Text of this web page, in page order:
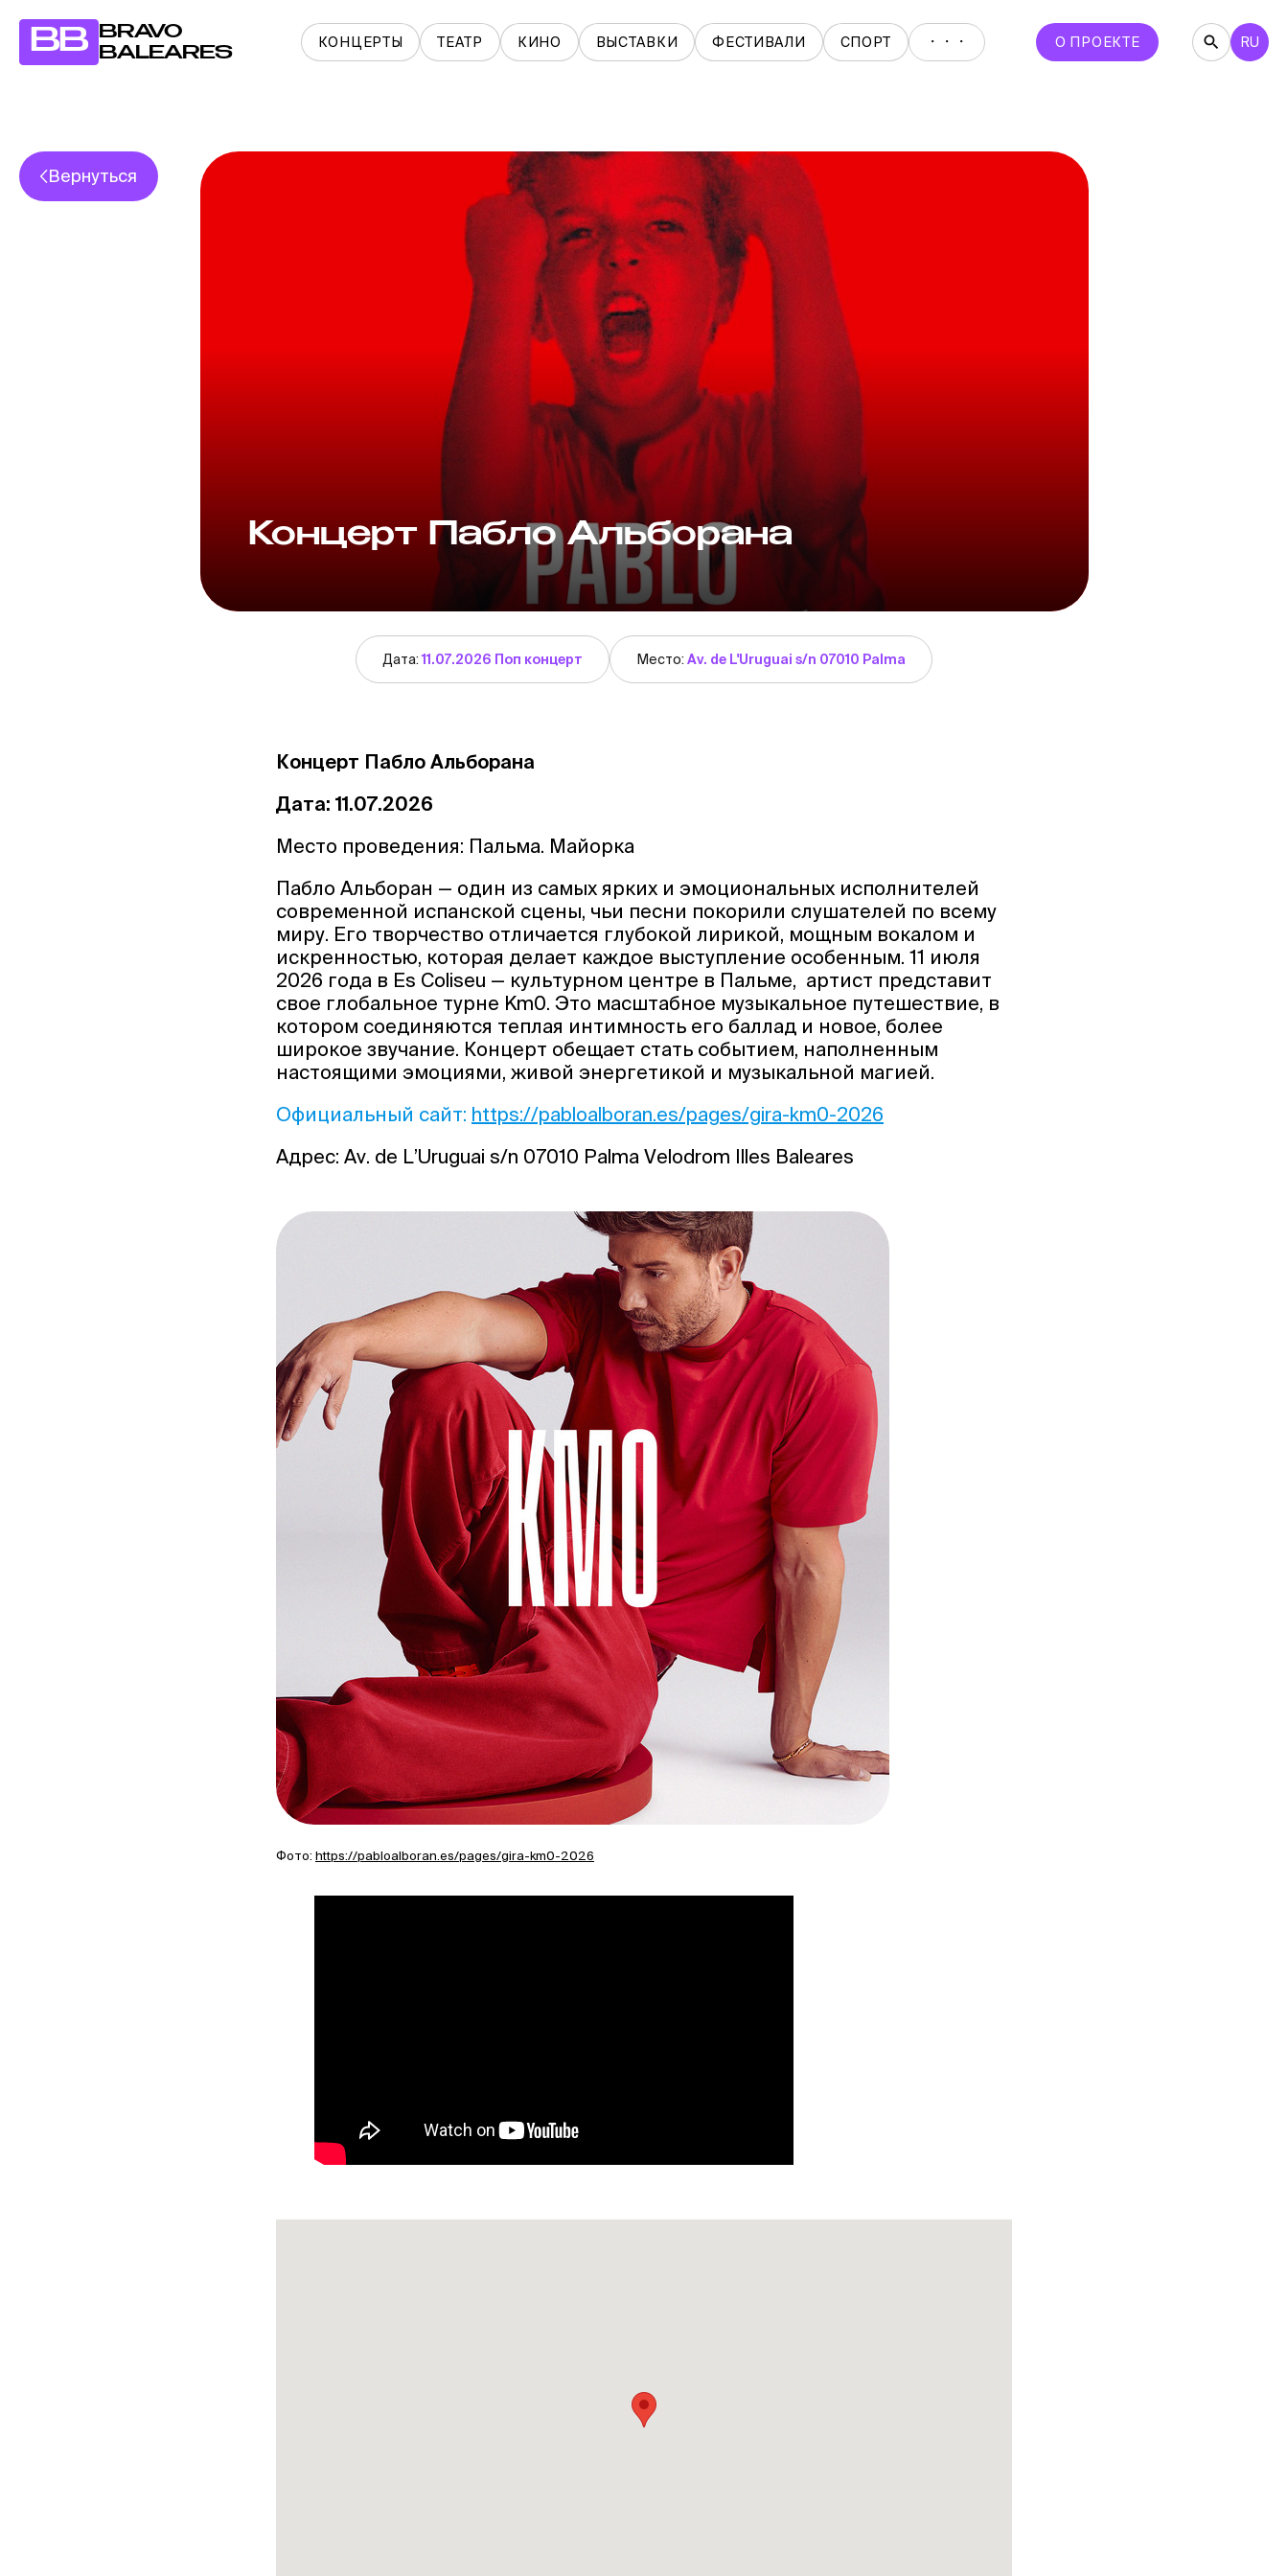
BB
BRAVO
BALEARES
КОНЦЕРТЫ ТЕАТР КИНО ВЫСТАВКИ ФЕСТИВАЛИ СПОРТ ・・・ О ПРОЕКТЕ RU
Вернуться
Концерт Пабло Альборана
Дата:11.07.2026 Поп концерт Место: Av. de L'Uruguai s/n 07010 Palma
Концерт Пабло Альборана
Дата: 11.07.2026
Место проведения: Пальма. Майорка
Пабло Альборан — один из самых ярких и эмоциональных исполнителей
современной испанской сцены, чьи песни покорили слушателей по всему
миру. Его творчество отличается глубокой лирикой, мощным вокалом и
искренностью, которая делает каждое выступление особенным. 11 июля
2026 года в Es Coliseu — культурном центре в Пальме, артист представит
свое глобальное турне Km0. Это масштабное музыкальное путешествие, в
котором соединяются теплая интимность его баллад и новое, более
широкое звучание. Концерт обещает стать событием, наполненным
настоящими эмоциями, живой энергетикой и музыкальной магией.
Официальный сайт: https://pabloalboran.es/pages/gira-km0-2026
Адрес: Av. de L’Uruguai s/n 07010 Palma Velodrom Illes Baleares
Фото: https://pabloalboran.es/pages/gira-km0-2026